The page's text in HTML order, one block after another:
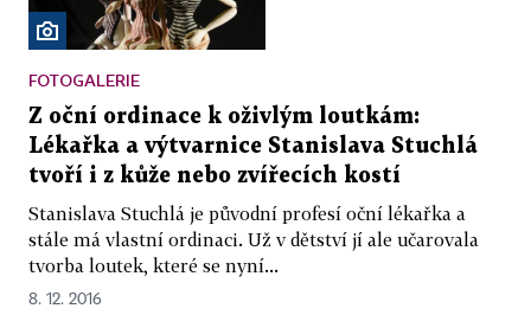
FOTOGALERIE
Z oční ordinace k oživlým loutkám:
Lékařka a výtvarnice Stanislava Stuchlá
tvoří i z kůže nebo zvířecích kostí
Stanislava Stuchlá je původní profesí oční lékařka a
stále má vlastní ordinaci. Už v dětství jí ale učarovala
tvorba loutek, které se nyní...
8. 12. 2016